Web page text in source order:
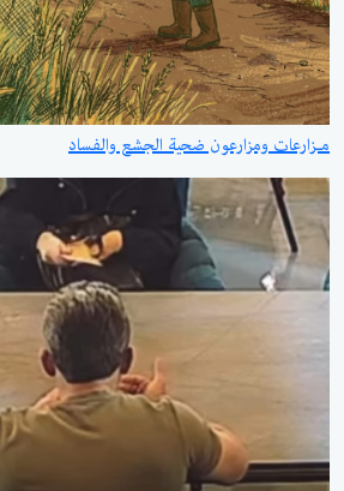
مـزارعات ومزارعون ضحية الجشع والفساد